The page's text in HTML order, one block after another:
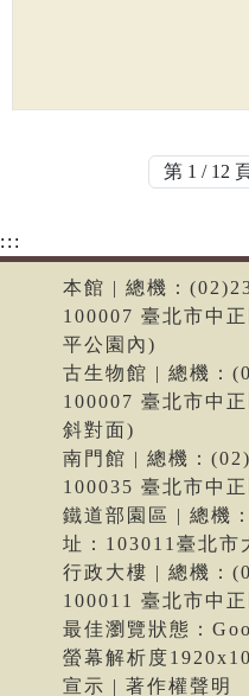
:::
本館 | 總機：
100007 臺北市中
平公園內)
古生物館 | 總機：
100007 臺北市中
斜對面)
南門館 | 總機：
100035 臺北市中
鐵道部園區 | 總機
址：103011臺北市
行政大樓 | 總機：
100011 臺北市中
最佳瀏覽狀態：
螢幕解析度
宣示 | 著作權聲明